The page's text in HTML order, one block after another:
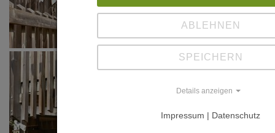
ABLEHNEN
SPEICHERN
Details anzeigen
Impressum | Datenschutz